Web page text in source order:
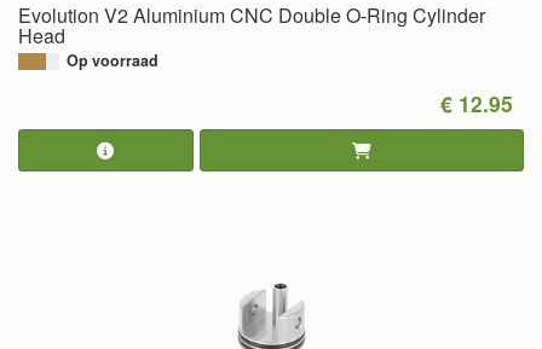
Evolution V2 Aluminium CNC Double O-Ring Cylinder
Head
Op voorraad
€ 12.95